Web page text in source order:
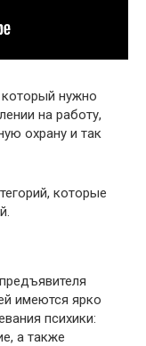
нужно
на работу,
охрану и так
которые
имеются ярко
психики:
а также